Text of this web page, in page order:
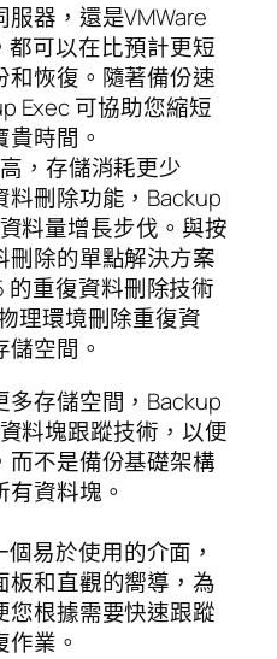
器，還是VMWare
都可以在比預計更短
和恢復。隨著備份速
Exec 可協助您縮短
時間。
，存儲消耗更少
刪除功能，Backup
料量增長步伐。與按
除的單點解決方案
的重復資料刪除技術
理環境刪除重復資
空間。
存儲空間，Backup
料塊跟蹤技術，以便
不是備份基礎架構
資料塊。
個易於使用的介面，
和直觀的嚮導，為
根據需要快速跟蹤
業。